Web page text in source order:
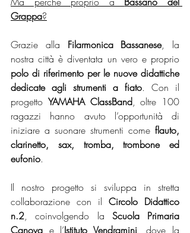
Grappa?
Grazie alla Filarmonica Bassanese, la
polo di riferimento per le nuove didattiche
dedicate agli strumenti a fiato. Con il
progetto YAMAHA ClassBand, oltre 100
ragazzi hanno avuto l’opportunità di
iniziare a suonare strumenti come flauto,
clarinetto, sax, tromba, trombone ed
eufonio.
Il nostro progetto si sviluppa in stretta
collaborazione con il Circolo Didattico
n.2, coinvolgendo la Scuola Primaria
Canova e l’Istituto Vendramini, dove la